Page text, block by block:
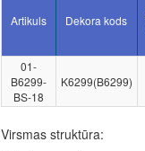
Artikuls Dekora kods
01-
B6299-
BS-18
K6299(B6299)
Virsmas struktūra: